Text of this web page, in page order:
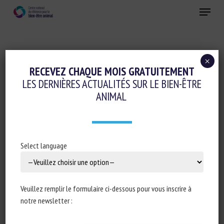
Menu
Réglementation
ASSEMBLÉE NATIONALE : RÉPONSE
SITUATION FINANCIÈRE DES REFUGES
19 mars 2024
RECEVEZ CHAQUE MOIS GRATUITEMENT
LES DERNIÈRES ACTUALITÉS SUR LE BIEN-ÊTRE
ANIMAL
Select language
Veuillez remplir le formulaire ci-dessous pour vous inscrire à
notre newsletter :
×